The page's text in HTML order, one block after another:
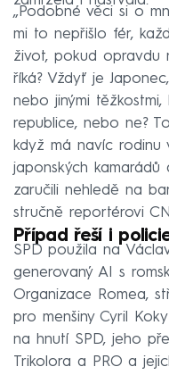
„Podobné věci si o
mi to nepřišlo fér,
život, pokud opravdu
říká? Vždyť je
nebo jinými
republice, nebo ne?
když má navíc rodinu
japonských
zaručili nehledě na
stručně reportérovi
Případ řeší i
SPD použila na
generovaný AI s
Organizace Romea,
pro menšiny Cyril
na hnutí SPD, jeho
Trikolora a PRO a